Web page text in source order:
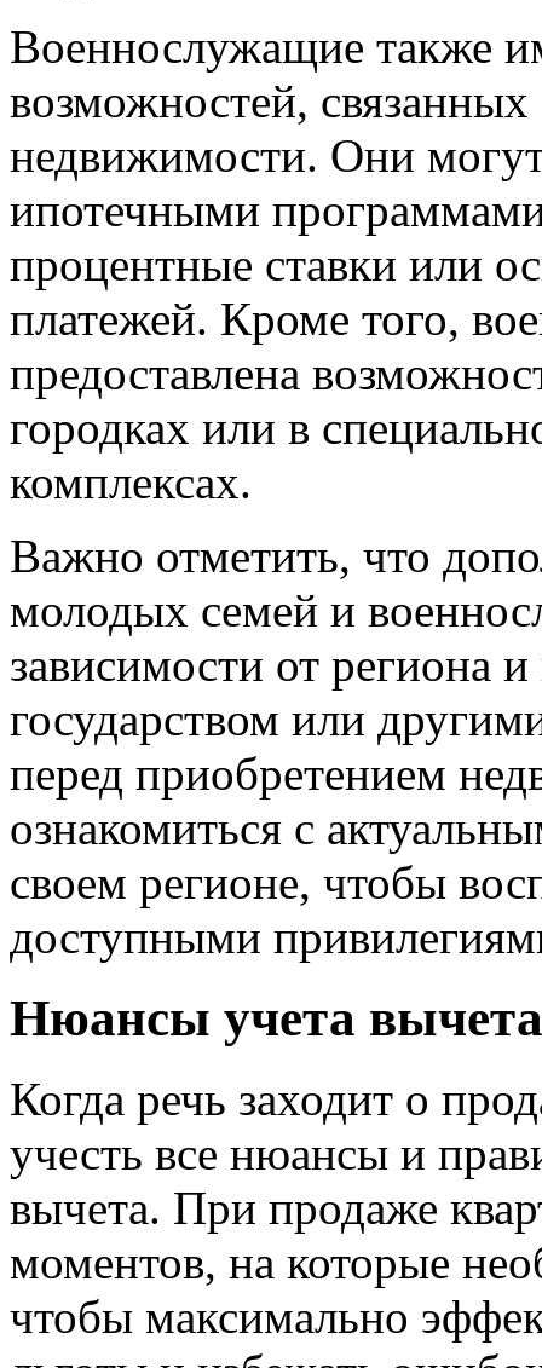
Военнослужащие также
возможностей,
недвижимости. Они
ипотечными
процентные ставки или
платежей. Кроме того,
предоставлена
городках или в
комплексах.
Важно отметить, что
молодых семей и
зависимости от региона
государством или
перед приобретением
ознакомиться с
своем регионе, чтобы
доступными
Нюансы учета
Когда речь заходит о
учесть все нюансы и
вычета. При продаже
моментов, на которые
чтобы максимально